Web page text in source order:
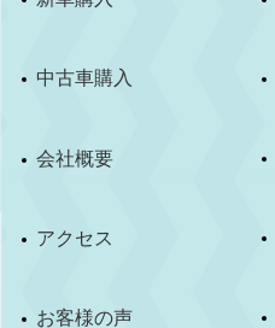
中古車購入
会社概要
アクセス
お客様の声